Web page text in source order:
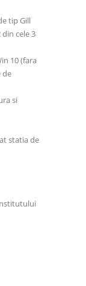
tip Gill
cele 3
10 (fara
de
si
statia de